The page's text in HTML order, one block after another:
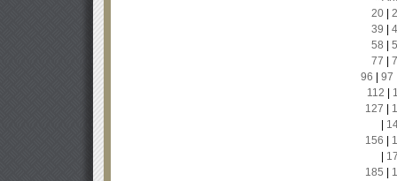
20|
39
58
77
96
97
112
127
156
185